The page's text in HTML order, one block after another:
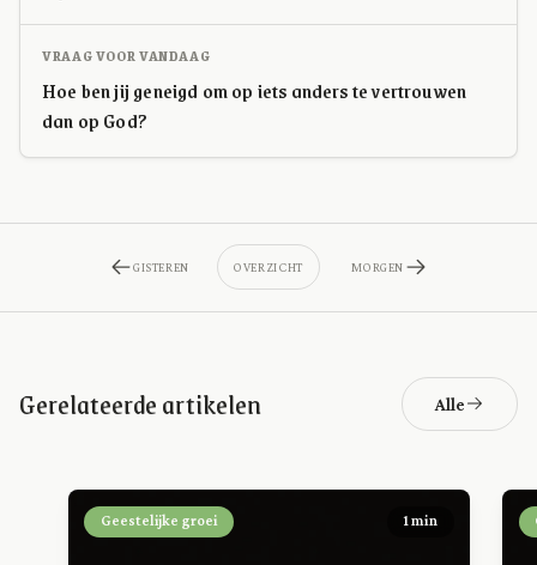
VRAAG VOOR VANDAAG
Hoe ben jij geneigd om op iets anders te vertrouwen
dan op God?
GISTEREN OVERZICHT MORGEN
Gerelateerde artikelen Alle
Geestelijke groei 1 min